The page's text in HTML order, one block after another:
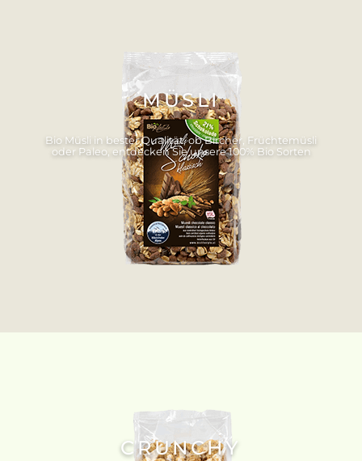
MÜSLI
Bio Müsli in bester Qualität, ob Bircher, Früchtemüsli
oder Paleo, entdecken Sie unsere 100% Bio Sorten
CRUNCHY